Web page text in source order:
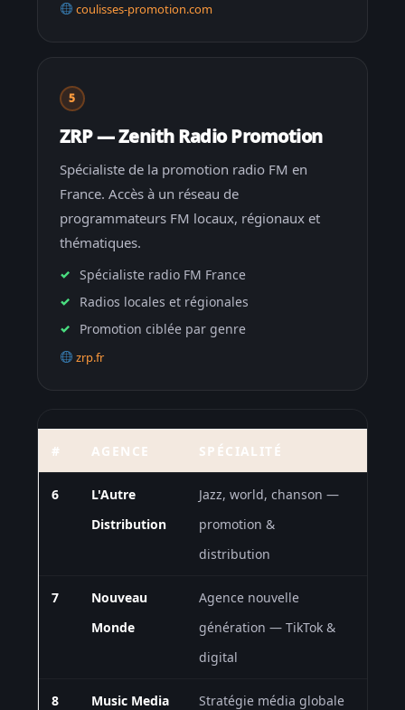
coulisses-promotion.com
5
ZRP — Zenith Radio Promotion
Spécialiste de la promotion radio FM en
France. Accès à un réseau de
programmateurs FM locaux, régionaux et
thématiques.
Spécialiste radio FM France
Radios locales et régionales
Promotion ciblée par genre
zrp.fr
# AGENCE SPÉCIALITÉ
6
L'Autre
Distribution
Jazz, world, chanson —
promotion &
distribution
7
Nouveau
Monde
Agence nouvelle
génération — TikTok &
digital
8
Music Media
Stratégie média globale